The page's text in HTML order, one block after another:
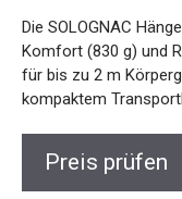
Komfort (830 g) und
Ideal für bis zu 2 m
Bodenmatte und
Jagd und Bushcraft.
Preis prüfen